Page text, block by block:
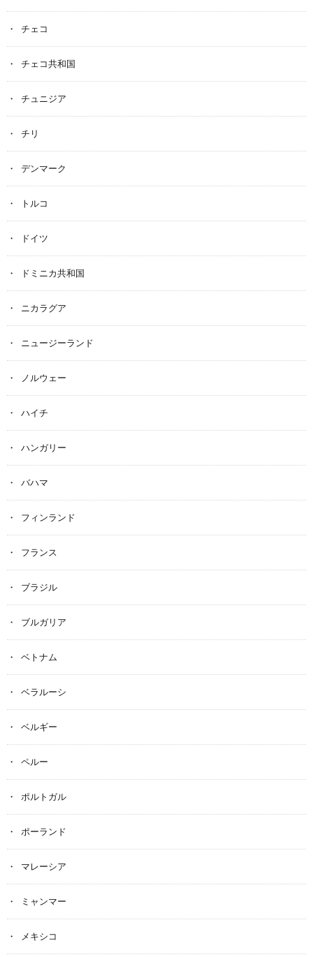
チェコ
チェコ共和国
チュニジア
チリ
デンマーク
トルコ
ドイツ
ドミニカ共和国
ニカラグア
ニュージーランド
ノルウェー
ハイチ
ハンガリー
バハマ
フィンランド
フランス
ブラジル
ブルガリア
ベトナム
ベラルーシ
ベルギー
ペルー
ポルトガル
ポーランド
マレーシア
ミャンマー
メキシコ